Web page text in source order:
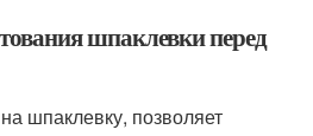
шпаклевки перед
шпаклевку, позволяет